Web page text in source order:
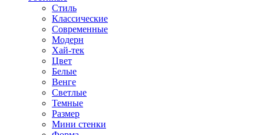
Стиль
Классические
Современные
Модерн
Хай-тек
Цвет
Белые
Венге
Светлые
Темные
Размер
Мини стенки